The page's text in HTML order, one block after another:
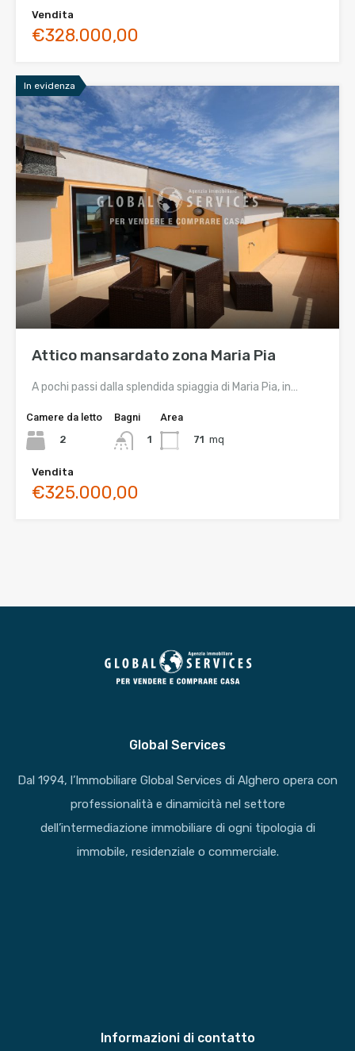
Vendita
€328.000,00
In evidenza
Attico mansardato zona Maria Pia
A pochi passi dalla splendida spiaggia di Maria Pia, in…
Camere da letto
2
Bagni
1
Area
71 mq
Vendita
€325.000,00
Global Services
Dal 1994, l’Immobiliare Global Services di Alghero opera con
professionalità e dinamicità nel settore
dell’intermediazione immobiliare di ogni tipologia di
immobile, residenziale o commerciale.
Informazioni di contatto